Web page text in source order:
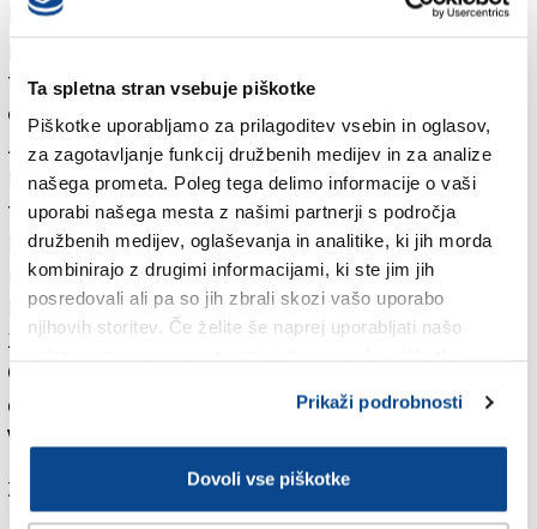
Ta spletna stran vsebuje piškotke
Piškotke uporabljamo za prilagoditev vsebin in oglasov,
za zagotavljanje funkcij družbenih medijev in za analize
našega prometa. Poleg tega delimo informacije o vaši
uporabi našega mesta z našimi partnerji s področja
družbenih medijev, oglaševanja in analitike, ki jih morda
kombinirajo z drugimi informacijami, ki ste jim jih
posredovali ali pa so jih zbrali skozi vašo uporabo
njihovih storitev. Če želite še naprej uporabljati našo
Prikaži podrobnosti
Dovoli vse piškotke
kotlinskih legah ponoči mirno sesedal. Zanimiv je
temperatura na višini samo kakih 100 metrov od tal
okrog -4 stopinje Celzija, torej v najbolj mrzlih legah
za skoraj 20 stopinj Celzija višja kot na višini 2 metrov.
Prav tako je velika razlika med najnižjimi nočnimi
temperaturami in najvišjimi dnevnimi, ki je včeraj na
Beli peči presegala 20 stopinj Celzija, saj so čez dan
namerili +3 stopinje Celzija.
Radiosonda iz Rivolta pa je danes opolnoči na višini
1500 metrov v prostem ozračju namerila -6,7 stopinje
Celzija, kar je za okrog 5 stopinj Celzija manj od
dolgoletnega povprečja.
V prihodnjih dneh pričakujemo postopno otoplitev.
Za branje in pisanje komentarjevje potrebna prijava